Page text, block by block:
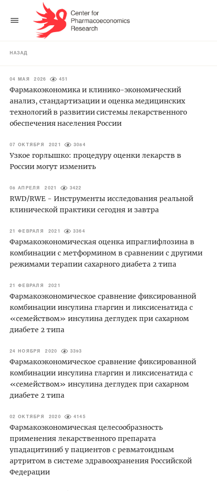
НАЗАД
04 МАЯ 2026 451
Фармакоэкономика и клинико-экономический
анализ, стандартизации и оценка медицинских
технологий в развитии системы лекарственного
обеспечения населения России
07 ОКТЯБРЯ 2021 3084
Узкое горлышко: процедуру оценки лекарств в
России могут изменить
08 АПРЕЛЯ 2021 3422
RWD/RWE - Инструменты исследования реальной
клинической практики сегодня и завтра
21 ФЕВРАЛЯ 2021 3364
Фармакоэкономическая оценка ипраглифлозина в
комбинации с метформином в сравнении с другими
режимами терапии сахарного диабета 2 типа
21 ФЕВРАЛЯ 2021
Фармакоэкономическое сравнение фиксированной
комбинации инсулина гларгин и ликсисенатида с
«семейством» инсулина деглудек при сахарном
диабете 2 типа
24 НОЯБРЯ 2020 3393
Фармакоэкономическое сравнение фиксированной
комбинации инсулина гларгин и ликсисенатида с
«семейством» инсулина деглудек при сахарном
диабете 2 типа
02 ОКТЯБРЯ 2020 4145
Фармакоэкономическая целесообразность
применения лекарственного препарата
упадацитиниб у пациентов с ревматоидным
артритом в системе здравоохранения Российской
Федерации